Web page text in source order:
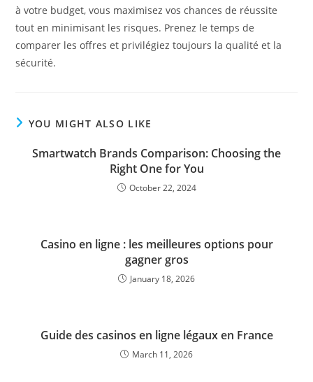
à votre budget, vous maximisez vos chances de réussite
tout en minimisant les risques. Prenez le temps de
comparer les offres et privilégiez toujours la qualité et la
sécurité.
YOU MIGHT ALSO LIKE
Smartwatch Brands Comparison: Choosing the
Right One for You
October 22, 2024
Casino en ligne : les meilleures options pour
gagner gros
January 18, 2026
Guide des casinos en ligne légaux en France
March 11, 2026